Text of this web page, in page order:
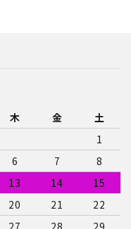
木 金
土
1
6 7
8
13 14
15
20 21
22
27 28
29